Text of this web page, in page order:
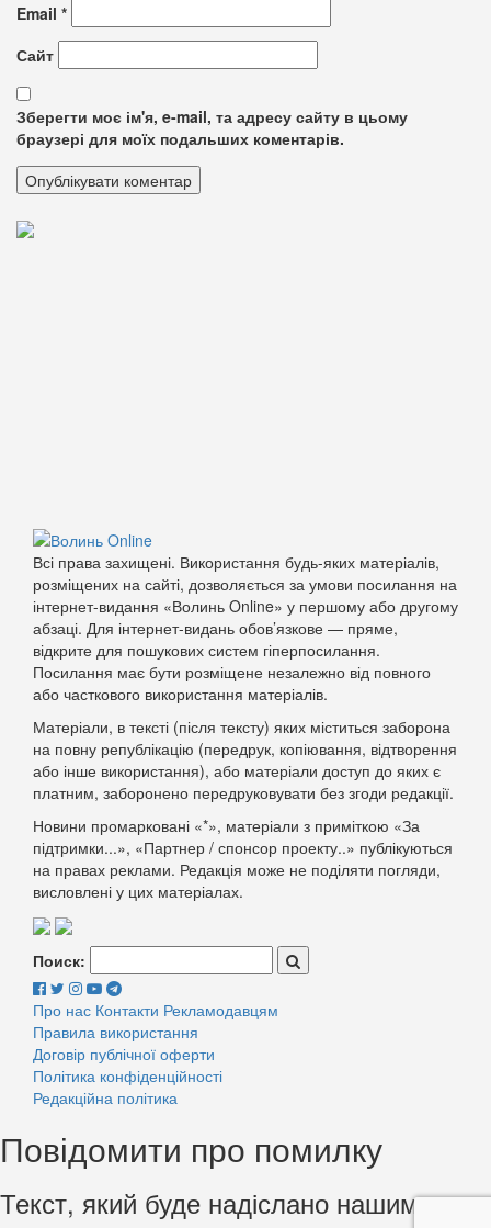
Email *
Сайт
Зберегти моє ім'я, e-mail, та адресу сайту в цьому
браузері для моїх подальших коментарів.
Всі права захищені. Використання будь-яких матеріалів,
розміщених на сайті, дозволяється за умови посилання на
інтернет-видання «Волинь Online» у першому або другому
абзаці. Для інтернет-видань обов’язкове — пряме,
відкрите для пошукових систем гіперпосилання.
Посилання має бути розміщене незалежно від повного
або часткового використання матеріалів.
Матеріали, в тексті (після тексту) яких міститься заборона
на повну републікацію (передрук, копіювання, відтворення
або інше використання), або матеріали доступ до яких є
платним, заборонено передруковувати без згоди редакції.
Новини промарковані «*», матеріали з приміткою «За
підтримки...», «Партнер / спонсор проекту..» публікуються
на правах реклами. Редакція може не поділяти погляди,
висловлені у цих матеріалах.
Поиск:
Про нас Контакти Рекламодавцям
Правила використання
Договір публічної оферти
Політика конфіденційності
Редакційна політика
Повідомити про помилку
Текст, який буде надіслано нашим